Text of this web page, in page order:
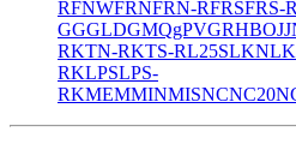
RFNWFRNFRN-RFRSFRS-R
GGGLDGMQgPVGRHBO
RKTN-RKTS-RL25SLKN
RKLPSLPS-
RKMEMMINMISNCNC20